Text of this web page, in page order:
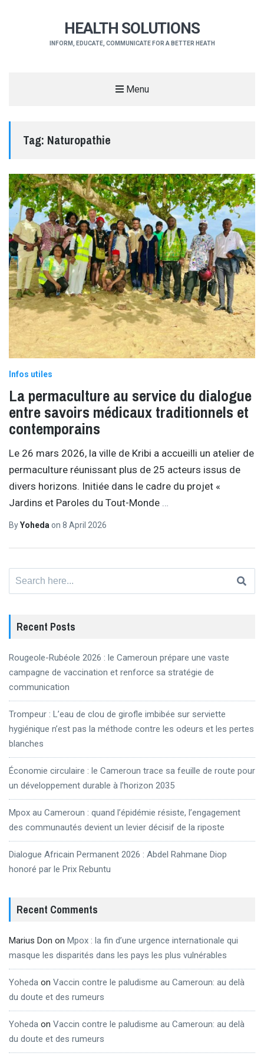
HEALTH SOLUTIONS
INFORM, EDUCATE, COMMUNICATE FOR A BETTER HEATH
Menu
Tag: Naturopathie
Infos utiles
La permaculture au service du dialogue
entre savoirs médicaux traditionnels et
contemporains
Le 26 mars 2026, la ville de Kribi a accueilli un atelier de
permaculture réunissant plus de 25 acteurs issus de
divers horizons. Initiée dans le cadre du projet «
Jardins et Paroles du Tout-Monde
ByYohedaon 8 April 2026
Recent Posts
Rougeole-Rubéole 2026 : le Cameroun prépare une vaste
campagne de vaccination et renforce sa stratégie de
communication
Trompeur : L’eau de clou de girofle imbibée sur serviette
hygiénique n’est pas la méthode contre les odeurs et les pertes
blanches
Économie circulaire : le Cameroun trace sa feuille de route pour
un développement durable à l’horizon 2035
Mpox au Cameroun : quand l’épidémie résiste, l’engagement
des communautés devient un levier décisif de la riposte
Dialogue Africain Permanent 2026 : Abdel Rahmane Diop
honoré par le Prix Rebuntu
Recent Comments
Marius Don on Mpox : la fin d’une urgence internationale qui
masque les disparités dans les pays les plus vulnérables
Yoheda on Vaccin contre le paludisme au Cameroun: au delà
du doute et des rumeurs
Yoheda on Vaccin contre le paludisme au Cameroun: au delà
du doute et des rumeurs